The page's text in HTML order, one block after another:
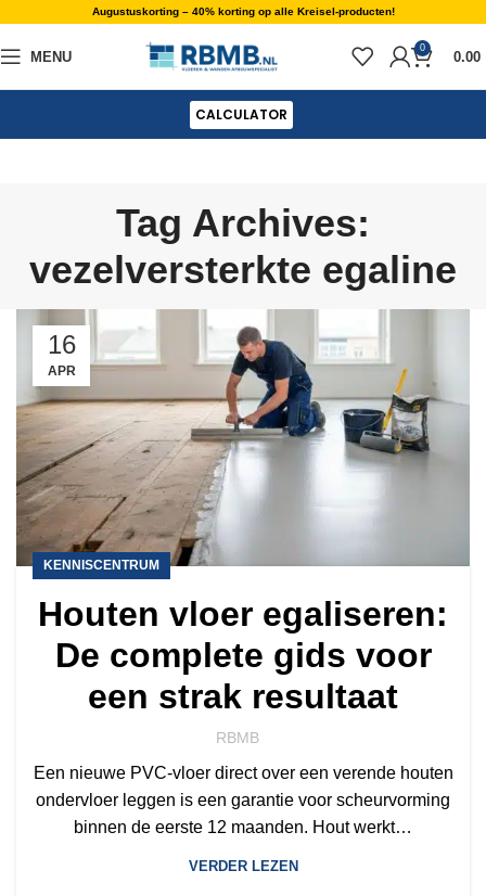
Augustuskorting – 40% korting op alle Kreisel-producten!
MENU
0
0.00
CALCULATOR
Tag Archives:
vezelversterkte egaline
16
APR
KENNISCENTRUM
Houten vloer egaliseren:
De complete gids voor
een strak resultaat
RBMB
Een nieuwe PVC-vloer direct over een verende houten
ondervloer leggen is een garantie voor scheurvorming
binnen de eerste 12 maanden. Hout werkt…
VERDER LEZEN